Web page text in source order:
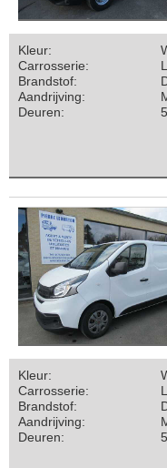
Kleur:
Carrosserie:
Brandstof:
Aandrijving:
Deuren:
5
Kleur:
Carrosserie:
Brandstof:
Aandrijving:
Deuren:
5